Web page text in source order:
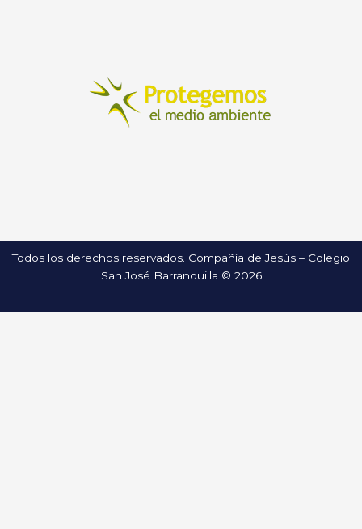
Todos los derechos reservados. Compañía de Jesús – Colegio
San José Barranquilla © 2026